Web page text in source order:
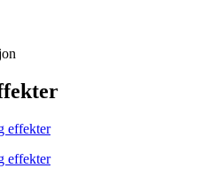
effekter
effekter